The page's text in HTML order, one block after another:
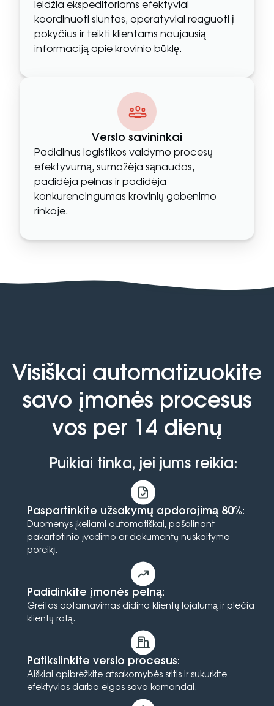
leidžia ekspeditoriams efektyviai
koordinuoti siuntas, operatyviai reaguoti į
pokyčius ir teikti klientams naujausią
informaciją apie krovinio būklę.
Verslo savininkai
Padidinus logistikos valdymo procesų
efektyvumą, sumažėja sąnaudos,
padidėja pelnas ir padidėja
konkurencingumas krovinių gabenimo
rinkoje.
Visiškai automatizuokite
savo įmonės procesus
vos per 14 dienų
Puikiai tinka, jei jums reikia:
Paspartinkite užsakymų apdorojimą 80%:
Duomenys įkeliami automatiškai, pašalinant
pakartotinio įvedimo ar dokumentų nuskaitymo
poreikį.
Padidinkite įmonės pelną:
Greitas aptarnavimas didina klientų lojalumą ir plečia
klientų ratą.
Patikslinkite verslo procesus:
Aiškiai apibrėžkite atsakomybės sritis ir sukurkite
efektyvias darbo eigas savo komandai.